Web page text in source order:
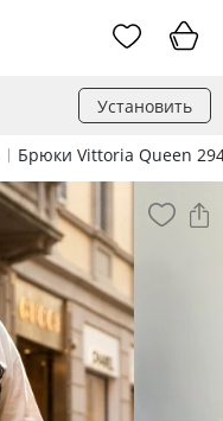
Установить
Брюки Vittoria Queen